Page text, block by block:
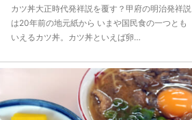
カツ丼大正時代発祥説を覆す？甲府の明治発祥説
は20年前の地元紙から いまや国民食の一つとも
いえるカツ丼。カツ丼といえば卵…